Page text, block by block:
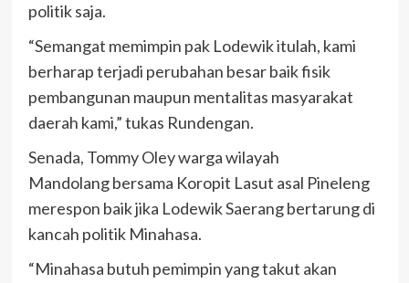
politik saja.
“Semangat memimpin pak Lodewik itulah, kami
berharap terjadi perubahan besar baik fisik
pembangunan maupun mentalitas masyarakat
daerah kami,” tukas Rundengan.
Senada, Tommy Oley warga wilayah
Mandolang bersama Koropit Lasut asal Pineleng
merespon baik jika Lodewik Saerang bertarung di
kancah politik Minahasa.
“Minahasa butuh pemimpin yang takut akan